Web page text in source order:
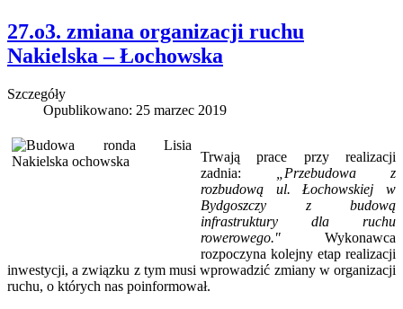
27.o3. zmiana organizacji ruchu
Nakielska – Łochowska
Szczegóły
Opublikowano: 25 marzec 2019
Trwają prace przy realizacji
zadnia:
„Przebudowa z
rozbudową ul. Łochowskiej w
Bydgoszczy z budową
infrastruktury dla ruchu
rowerowego." Wykonawca
rozpoczyna kolejny etap realizacji
inwestycji, a związku z tym musi wprowadzić zmiany w organizacji
ruchu, o których nas poinformował.